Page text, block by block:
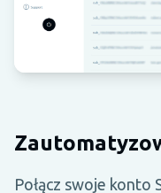
Połącz swoje konto